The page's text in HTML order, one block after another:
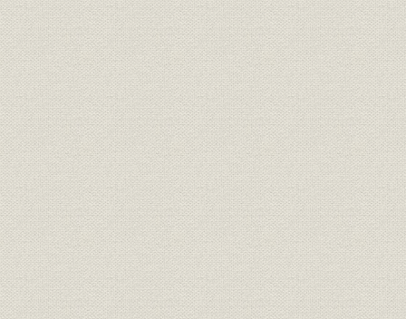
2 一眼レフカメラ「ニコンF」の登場
[1] ニコンFシステムの思想
[2] ニコンF発売とFシステムの展開
[3] システムを支えるニッコールレンズ
3 世界のニコンへ
[1] 市場のすそ野を広く―カメラ
[2] 東京オリンピックとニコン
[3] 製品と販路の布石―光学機器・眼鏡
[4] 海外販売網の伸展